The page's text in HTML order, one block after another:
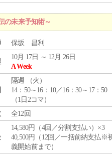
の未来予知術～
保坂 昌利
10月 17日 ～ 12月 26日
A Week
隔週 （火 ）
14：50～16：10／16：30～17：50
（1日2コマ）
全12回
14,580円（4回／分割支払い）×3
40,500円（12回／一括前納支払※
義開始前まで）